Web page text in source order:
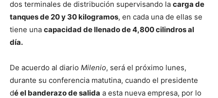
dos terminales de distribución supervisando la carga de
tanques de 20 y 30 kilogramos, en cada una de ellas se
tiene una capacidad de llenado de 4,800 cilindros al
día.
De acuerdo al diario Milenio, será el próximo lunes,
durante su conferencia matutina, cuando el presidente
dé el banderazo de salida a esta nueva empresa, por lo